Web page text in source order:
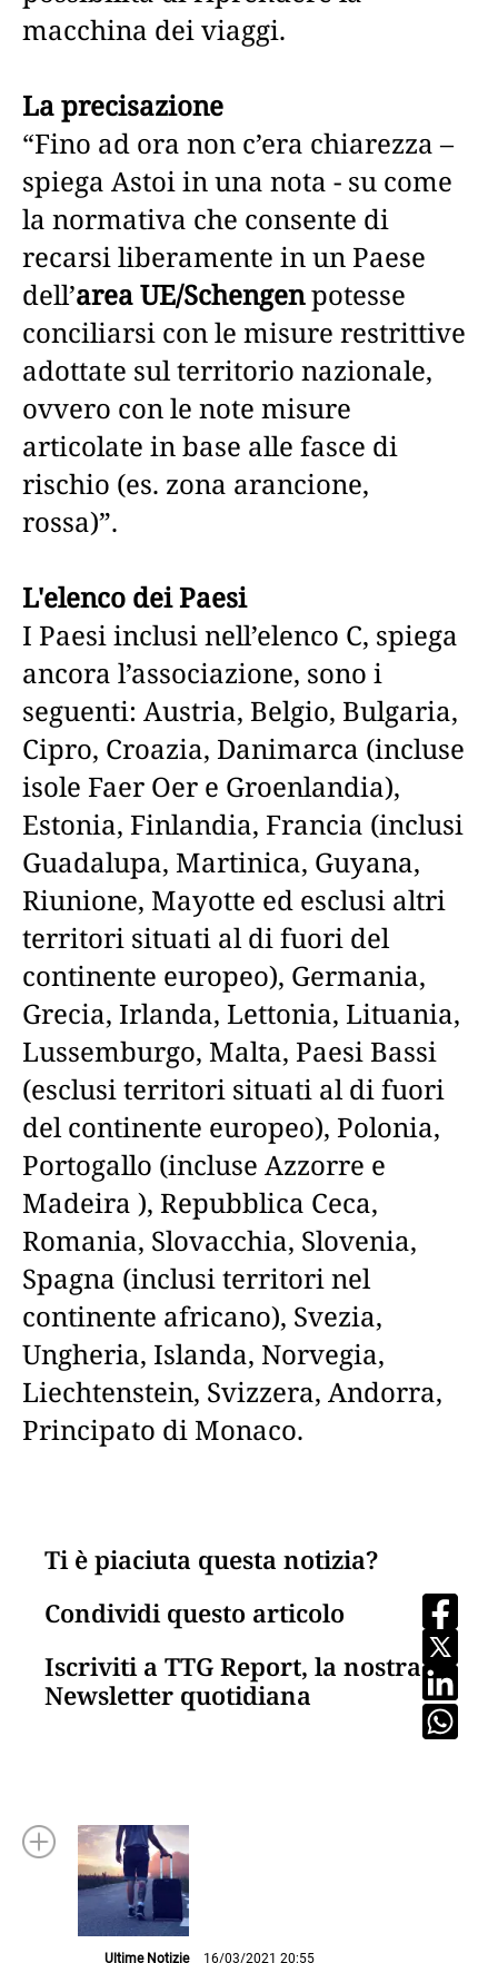
macchina dei viaggi.
La precisazione
“Fino ad ora non c’era chiarezza –
spiega Astoi in una nota - su come
la normativa che consente di
recarsi liberamente in un Paese
dell’area UE/Schengenpotesse
conciliarsi con le misure restrittive
adottate sul territorio nazionale,
ovvero con le note misure
articolate in base alle fasce di
rischio (es. zona arancione,
rossa)”.
L'elenco dei Paesi
I Paesi inclusi nell’elenco C, spiega
ancora l’associazione, sono i
seguenti: Austria, Belgio, Bulgaria,
Cipro, Croazia, Danimarca (incluse
isole Faer Oer e Groenlandia),
Estonia, Finlandia, Francia (inclusi
Guadalupa, Martinica, Guyana,
Riunione, Mayotte ed esclusi altri
territori situati al di fuori del
continente europeo), Germania,
Grecia, Irlanda, Lettonia, Lituania,
Lussemburgo, Malta, Paesi Bassi
(esclusi territori situati al di fuori
del continente europeo), Polonia,
Portogallo (incluse Azzorre e
Madeira ), Repubblica Ceca,
Romania, Slovacchia, Slovenia,
Spagna (inclusi territori nel
continente africano), Svezia,
Ungheria, Islanda, Norvegia,
Liechtenstein, Svizzera, Andorra,
Principato di Monaco.
Ti è piaciuta questa notizia?
Condividi questo articolo
Iscriviti a TTG Report, la nostra
Newsletter quotidiana
Ultime Notizie 16/03/2021 20:55